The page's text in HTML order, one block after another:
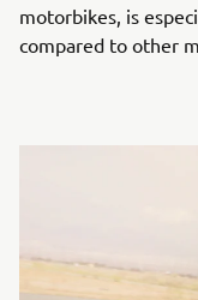
motorbikes, is
compared to other